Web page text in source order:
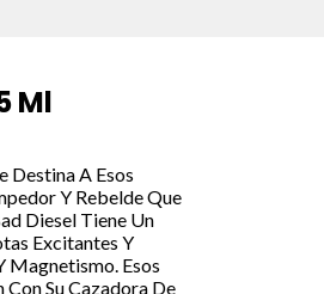
Ml
Destina A Esos
Y Rebelde Que
Diesel Tiene Un
Excitantes Y
Magnetismo. Esos
Su Cazadora De